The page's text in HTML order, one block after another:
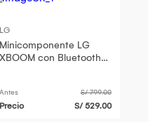
LG
Minicomponente LG
XBOOM con Bluetooth
Antes S/ 799.00
Precio S/ 529.00